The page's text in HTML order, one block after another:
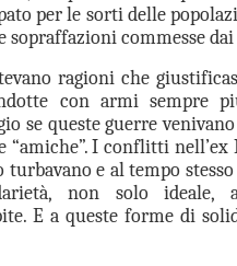
per le sorti delle
sopraffazioni commesse
ragioni che
con armi sempre
se queste guerre
I conflitti nell’ex
e al tempo
non solo ideale,
E a queste forme di